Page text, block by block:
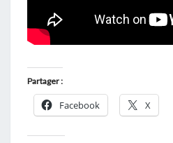
Partager :
Facebook X